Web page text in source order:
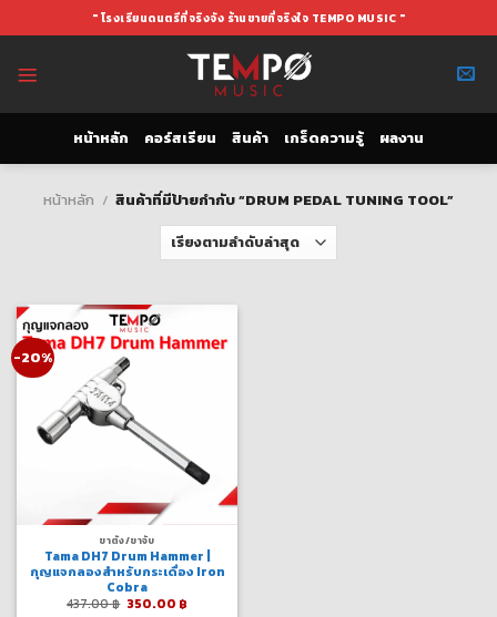
to
" โรงเรียนดนตรีที่จริงจัง ร้านขายที่จริงใจ TEMPO MUSIC "
หน้าหลัก คอร์สเรียน สินค้า เกร็ดความรู้ ผลงาน
หน้าหลัก / สินค้าที่มีป้ายกำกับ “DRUM PEDAL TUNING TOOL”
-20%
ขาตั้ง/ขาจับ
Tama DH7 Drum Hammer |
กุญแจกลองสำหรับกระเดื่อง Iron
Cobra
437.00฿ Original
350.00 ฿Current